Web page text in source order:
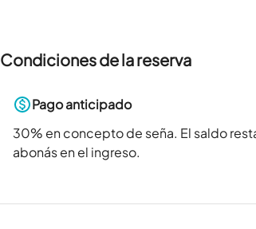
Condiciones de la reserva
Pago anticipado
30% en concepto de seña. El saldo
abonás en el ingreso.